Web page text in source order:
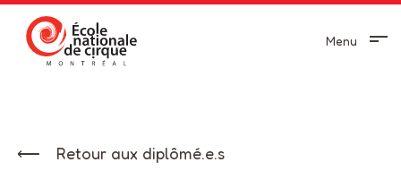
Menu
Retour aux diplômé.e.s